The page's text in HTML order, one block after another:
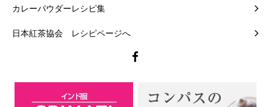
カレーパウダーレシピ集
日本紅茶協会 レシピページへ